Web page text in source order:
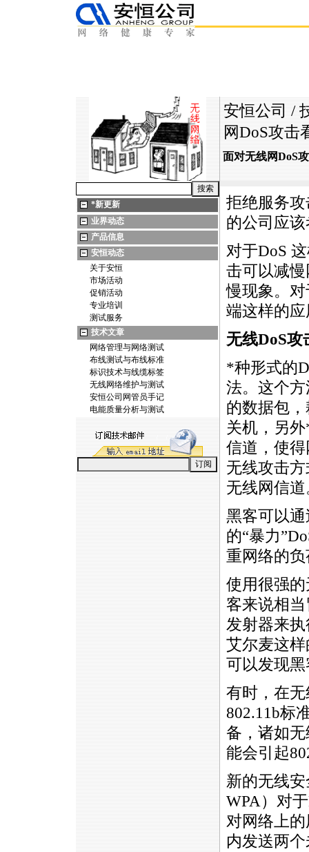
*新更新
业界动态
产品信息
安恒动态
关于安恒
市场活动
促销活动
专业培训
测试服务
技术文章
网络管理与网络测试
布线测试与布线标准
标识技术与线缆标签
无线网络维护与测试
安恒公司网管员手记
电能质量分析与测试
安恒公司 /
网DoS攻击
面对无线网DoS
拒绝服务
的公司应
对于DoS
击可以减
慢现象。
端这样的
无线DoS攻
*种形式的
法。这个
的数据包
关机，另外
信道，使
无线攻击
无线网信道
黑客可以
的“暴力
重网络的
使用很强
客来说相
发射器来
艾尔麦这
可以发现
有时，在
802.11b标
备，诸如
能会引起
新的无线安
WPA）对
对网络上
内发送两